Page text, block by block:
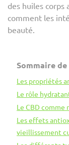
des huiles corps
comment les
beauté.
Sommaire
Les propriétés
Le rôle
Le CBD comme
Les effets
vieillissement